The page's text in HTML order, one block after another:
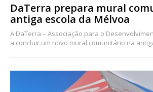
DaTerra prepara mural
antiga escola da Mélvoa
A DaTerra – Associação para o
a concluir um novo mural comunitário na